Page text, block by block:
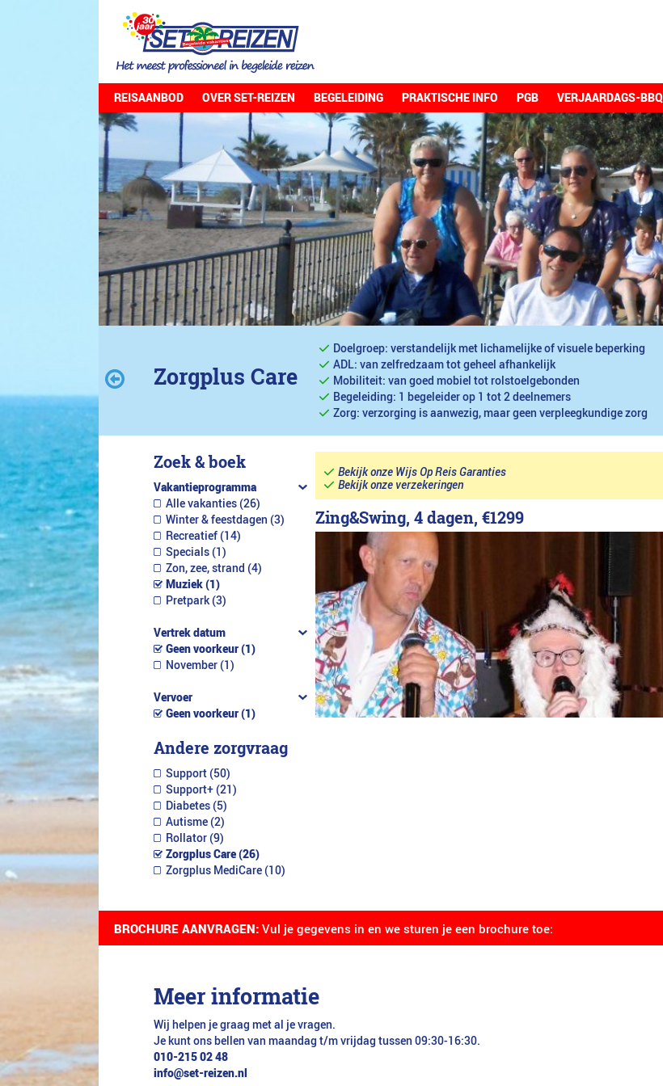
REISAANBOD OVER SET-REIZEN BEGELEIDING PRAKTISCHE INFO PGB VERJAARDAGS-BBQ
Zorgplus Care
Doelgroep: verstandelijk met lichamelijke of visuele beperking
ADL: van zelfredzaam tot geheel afhankelijk
Mobiliteit: van goed mobiel tot rolstoelgebonden
Begeleiding: 1 begeleider op 1 tot 2 deelnemers
Zorg: verzorging is aanwezig, maar geen verpleegkundige zorg
Zoek & boek
Vakantieprogramma
Alle vakanties (26)
Winter & feestdagen (3)
Recreatief (14)
Specials (1)
Zon, zee, strand (4)
Muziek (1)
Pretpark (3)
Vertrek datum
Geen voorkeur (1)
November (1)
Vervoer
Geen voorkeur (1)
Andere zorgvraag
Support (50)
Support+ (21)
Diabetes (5)
Autisme (2)
Rollator (9)
Zorgplus Care (26)
Zorgplus MediCare (10)
Bekijk onze Wijs Op Reis Garanties
Bekijk onze verzekeringen
Zing&Swing, 4 dagen, €1299
BROCHURE AANVRAGEN: Vul je gegevens in en we sturen je een brochure toe:
Meer informatie
Wij helpen je graag met al je vragen.
Je kunt ons bellen van maandag t/m vrijdag tussen 09:30-16:30.
010-215 02 48
info@set-reizen.nl